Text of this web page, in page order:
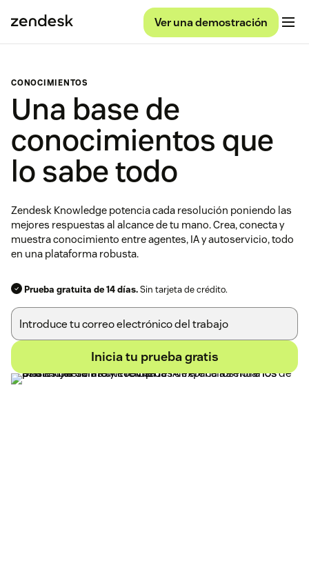
Ver una demostración
CONOCIMIENTOS
Una base de
conocimientos que
lo sabe todo
Zendesk Knowledge potencia cada resolución poniendo las
mejores respuestas al alcance de tu mano. Crea, conecta y
muestra conocimiento entre agentes, IA y autoservicio, todo
en una plataforma robusta.
Prueba gratuita de 14 días.Sin tarjeta de crédito.
Inicia tu prueba gratis